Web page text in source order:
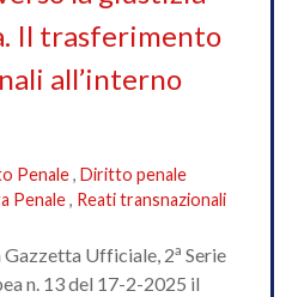
Il trasferimento
all’interno
Penale, Diritto penale
Penale, Reati transnazionali
Ufficiale, 2a Serie
n. 13 del 17-2-2025 il